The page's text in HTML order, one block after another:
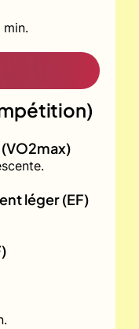
min.
léger (EF)